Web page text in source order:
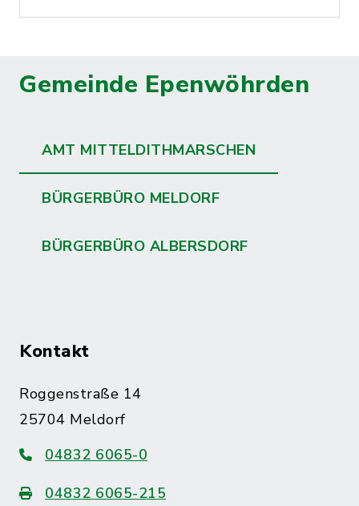
Gemeinde Epenwöhrden
AMT MITTELDITHMARSCHEN
BÜRGERBÜRO MELDORF
BÜRGERBÜRO ALBERSDORF
Kontakt
Roggenstraße 14
25704 Meldorf
04832 6065-0
04832 6065-215